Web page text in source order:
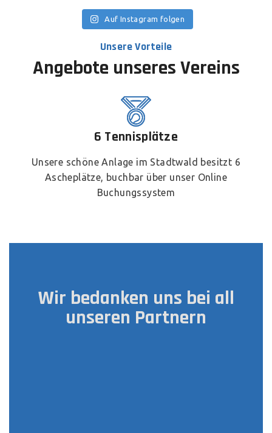
Auf Instagram folgen
Unsere Vorteile
Angebote unseres Vereins
6 Tennisplätze
Unsere schöne Anlage im Stadtwald besitzt 6
Ascheplätze, buchbar über unser Online
Buchungssystem
Wir bedanken uns bei all
unseren Partnern